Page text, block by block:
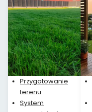
Przygotowanie
terenu
System